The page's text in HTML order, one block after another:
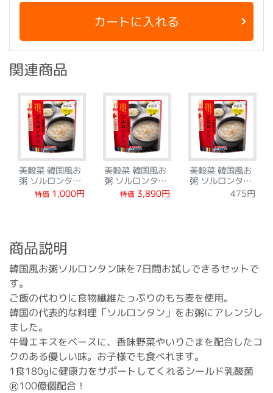
カートに入れる
関連商品
美穀菜 韓国風お
粥 ソルロンタン
味 トライアルセ
特価 1,000円
美穀菜 韓国風お
粥 ソルロンタン
味 しっかりサポ
ートセット
特価 3,890円
美穀菜 韓国風お
粥 ソルロンタン
475円
商品説明
韓国風お粥ソルロンタン味を7日間お試しできるセットで
す。
ご飯の代わりに食物繊維たっぷりのもち麦を使用。
韓国の代表的な料理「ソルロンタン」をお粥にアレンジし
ました。
牛骨エキスをベースに、香味野菜やいりごまを配合したコ
クのある優しい味。お子様でも食べれます。
1食180gに健康力をサポートしてくれるシールド乳酸菌
Ⓡ100億個配合！